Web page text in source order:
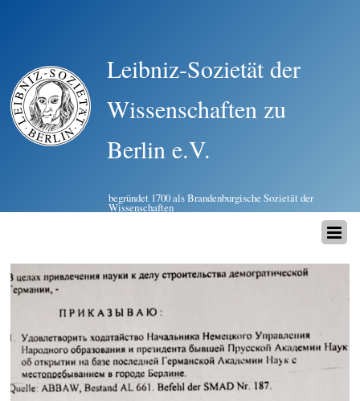
Leibniz-Sozietät der
Wissenschaften zu
Berlin e.V.
begründet 1700 als Brandenburgische Sozietät der
Wissenschaften